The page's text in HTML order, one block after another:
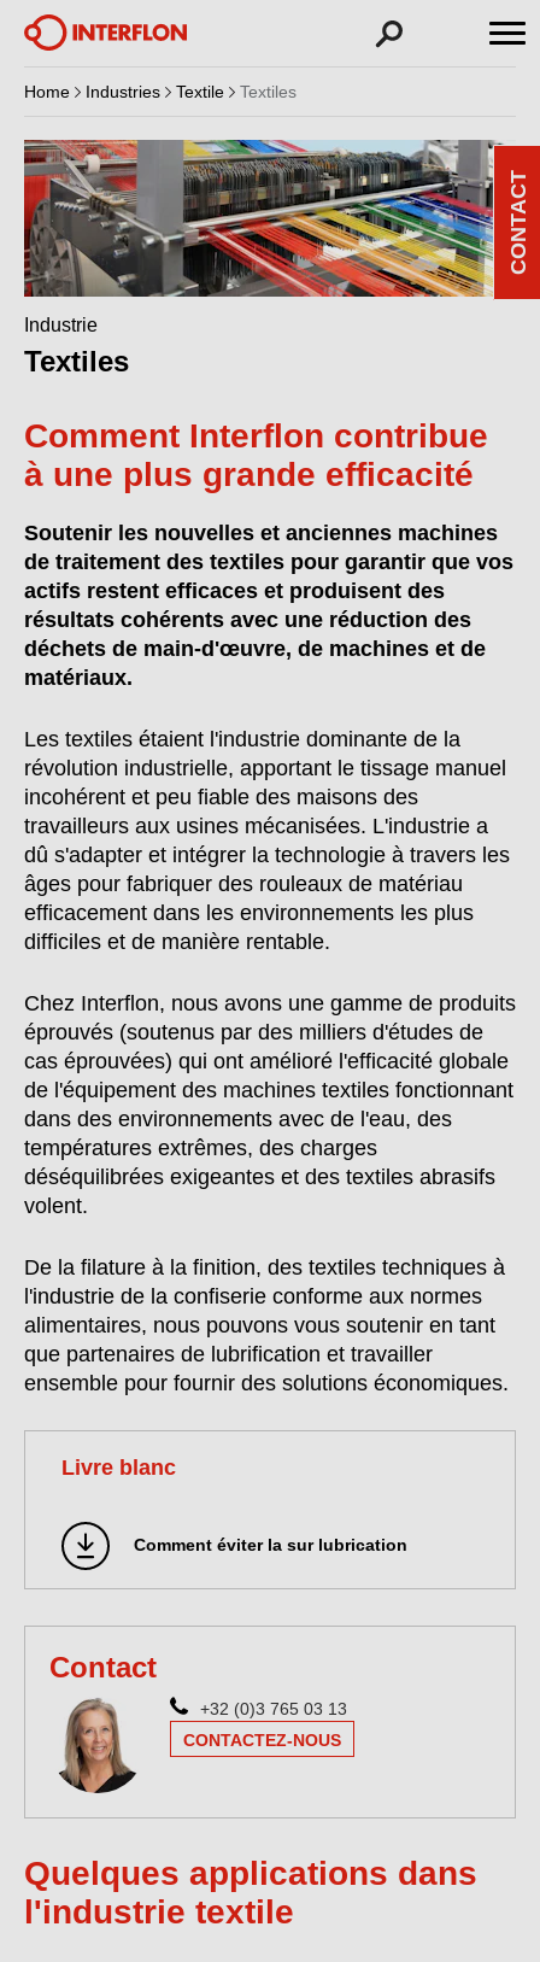
Home Industries Textile Textiles
Industrie
Textiles
Comment Interflon contribue
à une plus grande efficacité
Soutenir les nouvelles et anciennes machines
de traitement des textiles pour garantir que vos
actifs restent efficaces et produisent des
résultats cohérents avec une réduction des
déchets de main-d'œuvre, de machines et de
matériaux.
Les textiles étaient l'industrie dominante de la
révolution industrielle, apportant le tissage manuel
incohérent et peu fiable des maisons des
travailleurs aux usines mécanisées. L'industrie a
dû s'adapter et intégrer la technologie à travers les
âges pour fabriquer des rouleaux de matériau
efficacement dans les environnements les plus
difficiles et de manière rentable.
Chez Interflon, nous avons une gamme de produits
éprouvés (soutenus par des milliers d'études de
cas éprouvées) qui ont amélioré l'efficacité globale
de l'équipement des machines textiles fonctionnant
dans des environnements avec de l'eau, des
températures extrêmes, des charges
déséquilibrées exigeantes et des textiles abrasifs
volent.
De la filature à la finition, des textiles techniques à
l'industrie de la confiserie conforme aux normes
alimentaires, nous pouvons vous soutenir en tant
que partenaires de lubrification et travailler
ensemble pour fournir des solutions économiques.
Livre blanc
Comment éviter la sur lubrication
Contact
+32 (0)3 765 03 13
CONTACTEZ-NOUS
Quelques applications dans
l'industrie textile
CONTACT